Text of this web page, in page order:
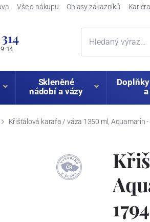
Vše o nákupu Ohlasy zákazníků Kariéra
14
Skleněné
nádobí a vázy
Křišťálová karafa / váza 1350 ml, Aquamarin
1794